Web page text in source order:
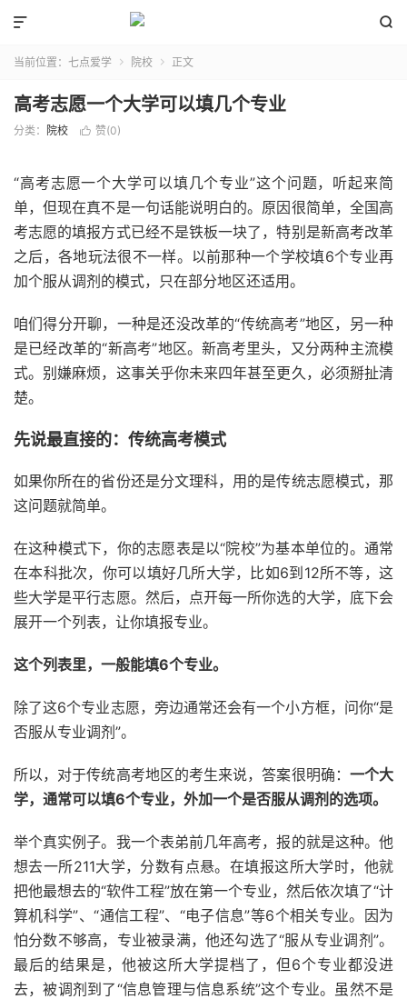


当前位置： 七点爱学  院校  正文
高考志愿一个大学可以填几个专业
分类： 院校  赞(0)
“高考志愿一个大学可以填几个专业”这个问题，听起来简
单，但现在真不是一句话能说明白的。原因很简单，全国高
考志愿的填报方式已经不是铁板一块了，特别是新高考改革
之后，各地玩法很不一样。以前那种一个学校填6个专业再
加个服从调剂的模式，只在部分地区还适用。
咱们得分开聊，一种是还没改革的“传统高考”地区，另一种
是已经改革的“新高考”地区。新高考里头，又分两种主流模
式。别嫌麻烦，这事关乎你未来四年甚至更久，必须掰扯清
楚。
先说最直接的：传统高考模式
如果你所在的省份还是分文理科，用的是传统志愿模式，那
这问题就简单。
在这种模式下，你的志愿表是以“院校”为基本单位的。通常
在本科批次，你可以填好几所大学，比如6到12所不等，这
些大学是平行志愿。然后，点开每一所你选的大学，底下会
展开一个列表，让你填报专业。
这个列表里，一般能填6个专业。
除了这6个专业志愿，旁边通常还会有一个小方框，问你“是
否服从专业调剂”。
所以，对于传统高考地区的考生来说，答案很明确： 一个大
学，通常可以填6个专业，外加一个是否服从调剂的选项。
举个真实例子。我一个表弟前几年高考，报的就是这种。他
想去一所211大学，分数有点悬。在填报这所大学时，他就
把他最想去的“软件工程”放在第一个专业，然后依次填了“计
算机科学”、“通信工程”、“电子信息”等6个相关专业。因为
怕分数不够高，专业被录满，他还勾选了“服从专业调剂”。
最后的结果是，他被这所大学提档了，但6个专业都没进
去，被调剂到了“信息管理与信息系统”这个专业。虽然不是